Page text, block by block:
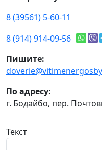
8 (39561) 5-60-11
8 (914) 914-09-56
Пишите:
По адресу:
г. Бодайбо, пер.
Текст